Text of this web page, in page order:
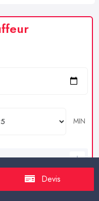
MIN
Devis